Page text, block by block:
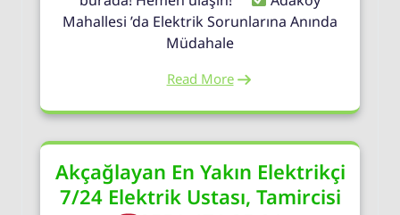
Mahallesi ’da Elektrik Sorunlarına Anında
Müdahale
Read More
Akçağlayan En Yakın Elektrikçi
7/24 Elektrik Ustası, Tamircisi